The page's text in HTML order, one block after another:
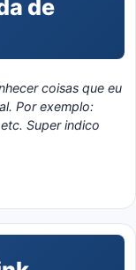
coisas que eu
Por exemplo:
Super indico